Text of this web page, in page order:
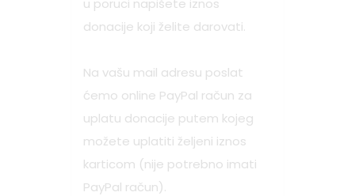
u poruci napišete iznos
donacije koji želite darovati.
Na vašu mail adresu poslat
ćemo online PayPal račun za
uplatu donacije putem kojeg
možete uplatiti željeni iznos
karticom (nije potrebno imati
PayPal račun).